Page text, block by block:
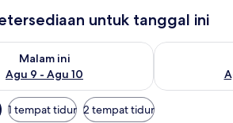
untuk tanggal ini
Malam ini
Agu 9 - Agu 10
untuk malam ini Agu 9 - Agu 10
Periksa
1 tempat tidur 2 tempat tidur